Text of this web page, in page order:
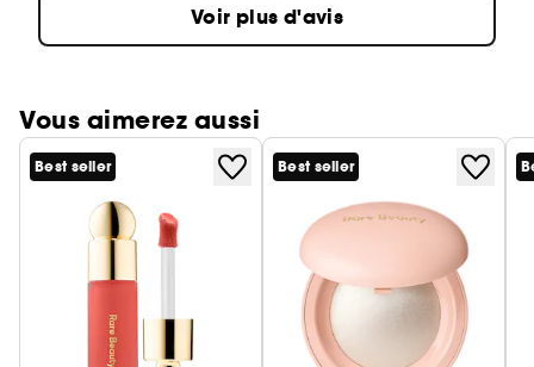
Voir plus d'avis
Vous aimerez aussi
Best seller Best seller